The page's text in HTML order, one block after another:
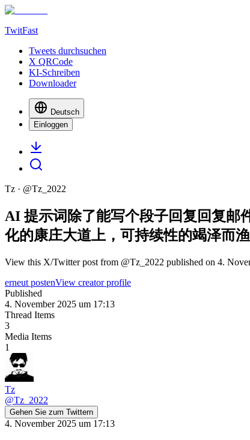
TwitFast
Tweets durchsuchen
X QRCode
KI-Schreiben
Downloader
Deutsch
Einloggen
Tz · @Tz_2022
AI 提示词除了能写个段子回复回复邮
化的康庄大道上，可持续性的竭泽而渔
View this X/Twitter post from @Tz_2022 published on 4.
erneut postenView creator profile
Published
4. November 2025 um 17:13
Thread Items
3
Media Items
1
Tz
@Tz_2022
Gehen Sie zum Twittern
4. November 2025 um 17:13